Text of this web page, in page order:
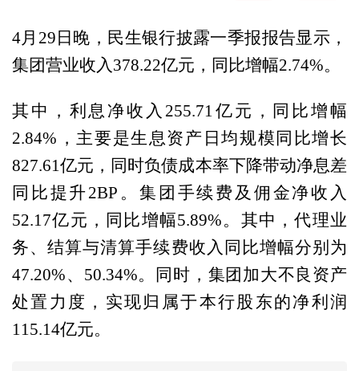
4月29日晚，民生银行披露一季报报告显示，
集团营业收入378.22亿元，同比增幅2.74%。
其中，利息净收入255.71亿元，同比增幅
2.84%，主要是生息资产日均规模同比增长
827.61亿元，同时负债成本率下降带动净息差
同比提升2BP。集团手续费及佣金净收入
52.17亿元，同比增幅5.89%。其中，代理业
务、结算与清算手续费收入同比增幅分别为
47.20%、50.34%。同时，集团加大不良资产
处置力度，实现归属于本行股东的净利润
115.14亿元。